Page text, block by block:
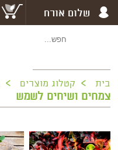
שלום אורח
בית > קטלוג מוצרים >
צמחים ושיחים לשמש